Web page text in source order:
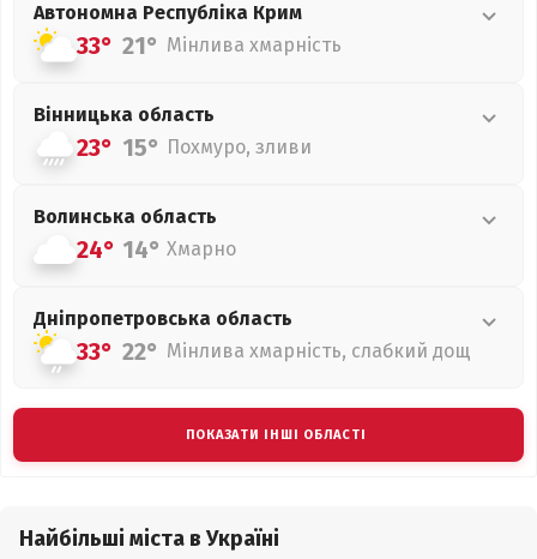
Автономна Республіка Крим
33° 21° Мінлива хмарність
Вінницька область
23° 15° Похмуро, зливи
Волинська область
24° 14° Хмарно
Дніпропетровська область
33° 22° Мінлива хмарність, слабкий дощ
ПОКАЗАТИ ІНШІ ОБЛАСТІ
Найбільші міста в Україні